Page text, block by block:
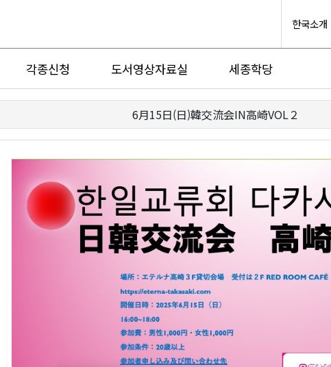
한국소개
각종신청 도서영상자료실 세종학당
6月15日(日)韓交流会IN高崎VOL２